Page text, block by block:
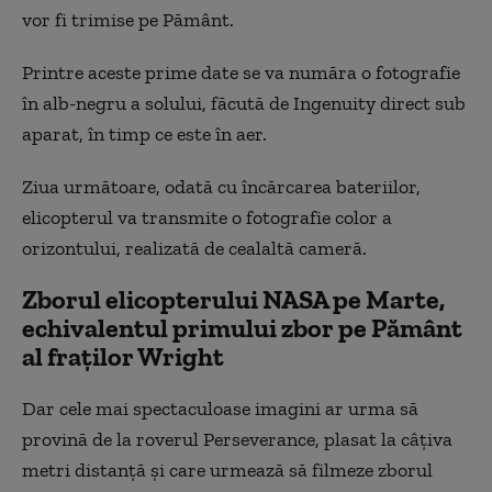
vor fi trimise pe Pământ.
Printre aceste prime date se va număra o fotografie
în alb-negru a solului, făcută de Ingenuity direct sub
aparat, în timp ce este în aer.
Ziua următoare, odată cu încărcarea bateriilor,
elicopterul va transmite o fotografie color a
orizontului, realizată de cealaltă cameră.
Zborul elicopterului NASA pe Marte,
echivalentul primului zbor pe Pământ
al fraţilor Wright
Dar cele mai spectaculoase imagini ar urma să
provină de la roverul Perseverance, plasat la câţiva
metri distanţă şi care urmează să filmeze zborul